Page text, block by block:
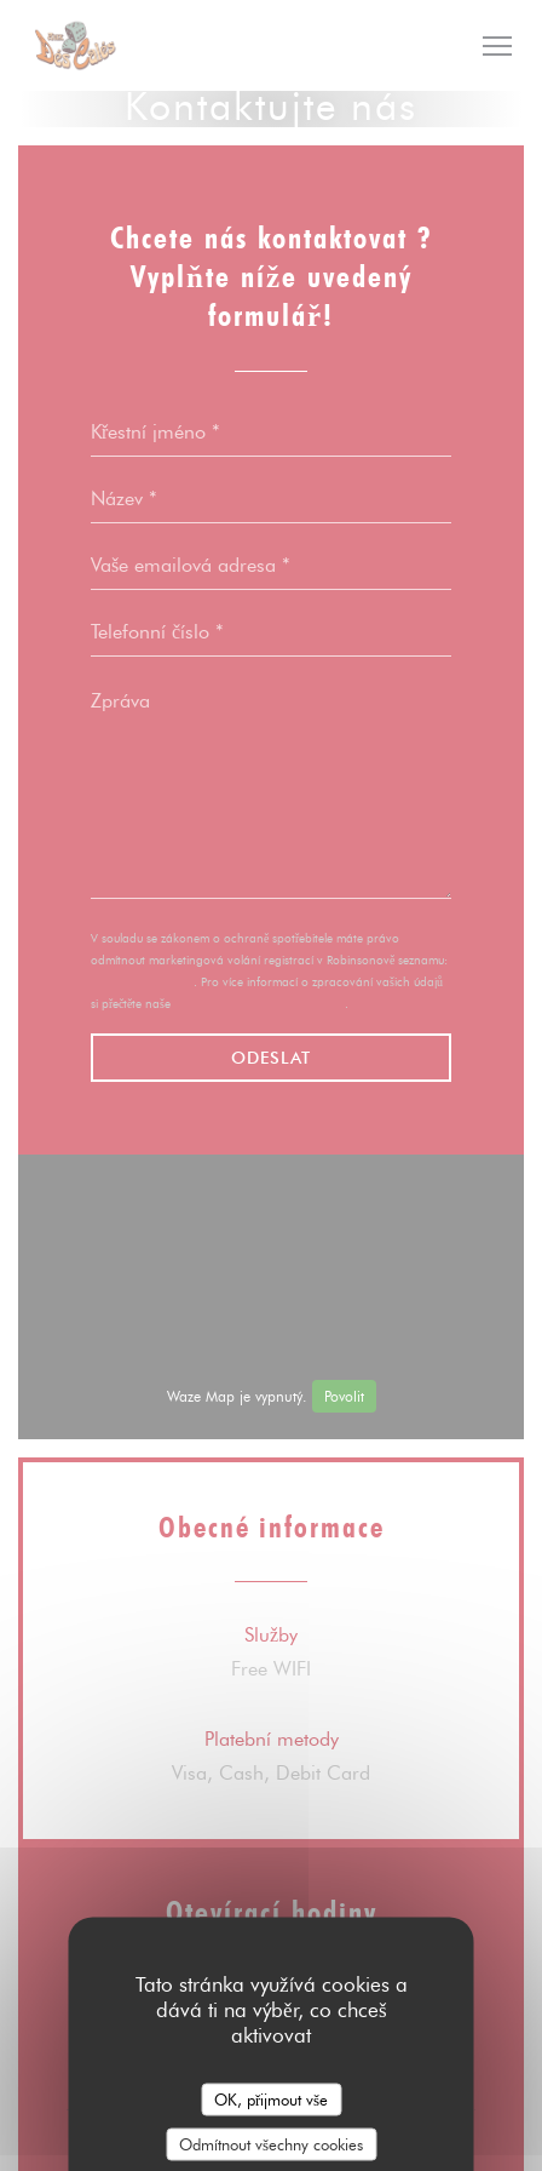
Panel pro správu cookies
Tato stránka využívá cookies a
dává ti na výběr, co chceš
aktivovat
OK, přijmout vše
Odmítnout všechny cookies
Přejít na hlavní obsahKontaktujte nás
Chcete nás kontaktovat ?
Vyplňte níže uvedený
formulář!
V souladu se zákonem o ochraně spotřebitele máte právo
odmítnout marketingová volání registrací v Robinsonově seznamu:
. Pro více informací o zpracování vašich údajů
si přečtěte naše
.
Waze Map je vypnutý. Povolit
Obecné informace
Služby
Free WIFI
Platební metody
Visa, Cash, Debit Card
Otevírací hodiny
Pon-Čt
Pátek